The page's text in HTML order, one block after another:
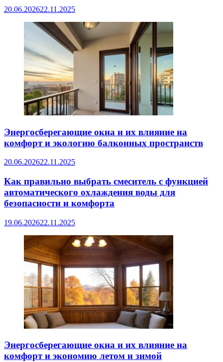
20.06.202622.11.2025
Энергосберегающие окна и их влияние на
комфорт и экологию балконных пространств
20.06.202622.11.2025
Как правильно выбрать смеситель с функцией
автоматического охлаждения воды для
безопасности и комфорта
19.06.202622.11.2025
Энергосберегающие окна и их влияние на
комфорт и экономию летом и зимой